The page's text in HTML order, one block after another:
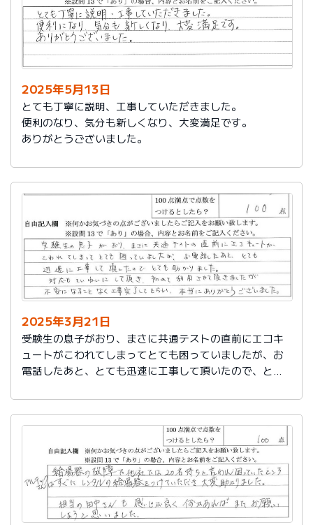
2025年5月13日
とても丁寧に説明、工事していただきました。
便利のなり、気分も新しくなり、大変満足です。
ありがとうございました。
2025年3月21日
受験生の息子がおり、まさに共通テストの直前にエコキ
ュートがこわれてしまってとても困っていましたが、お
電話したあと、とても迅速に工事して頂いたので、とて
対応もていねいして頂き、初めて利用させて頂きました
が不安になることなく工事完了してもらい、本当にあり